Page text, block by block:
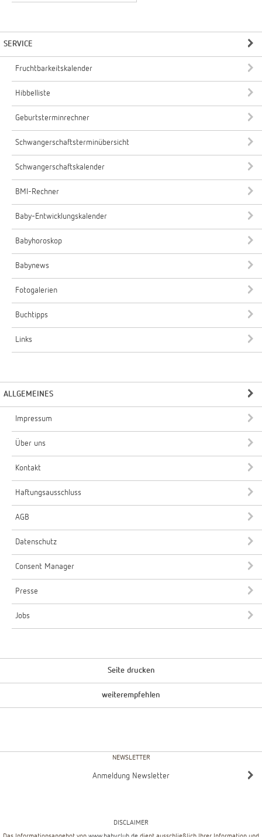
SERVICE
Fruchtbarkeitskalender
Hibbelliste
Geburtsterminrechner
Schwangerschaftsterminübersicht
Schwangerschaftskalender
BMI-Rechner
Baby-Entwicklungskalender
Babyhoroskop
Babynews
Fotogalerien
Buchtipps
Links
ALLGEMEINES
Impressum
Über uns
Kontakt
Haftungsausschluss
AGB
Datenschutz
Consent Manager
Presse
Jobs
Seite drucken
weiterempfehlen
NEWSLETTER
Anmeldung Newsletter
DISCLAIMER